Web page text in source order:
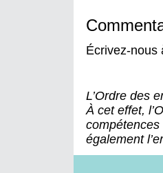
Écrivez-nous
L’Ordre des
À cet effet,
compétences
également